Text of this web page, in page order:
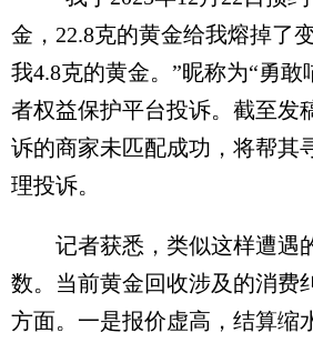
金，22.8克的黄金给我熔掉了
我4.8克的黄金。”昵称为“勇敢
者权益保护平台投诉。截至发
诉的商家未匹配成功，将帮其
理投诉。
记者获悉，类似这样遭遇
数。当前黄金回收涉及的消费
方面。一是报价虚高，结算缩